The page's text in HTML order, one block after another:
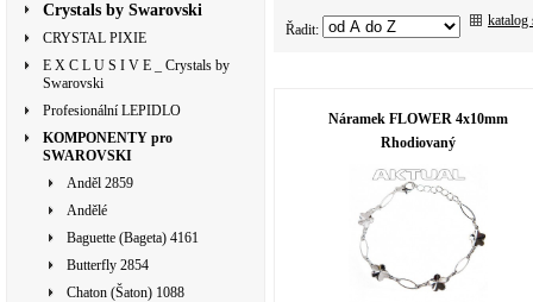
Crystals by Swarovski
CRYSTAL PIXIE
E X C L U S I V E _ Crystals by
Swarovski
Profesionální LEPIDLO
KOMPONENTY pro
SWAROVSKI
Anděl 2859
Andělé
Baguette (Bageta) 4161
Butterfly 2854
Chaton (Šaton) 1088
Řadit:
katalog
Náramek FLOWER 4x10mm
Rhodiovaný